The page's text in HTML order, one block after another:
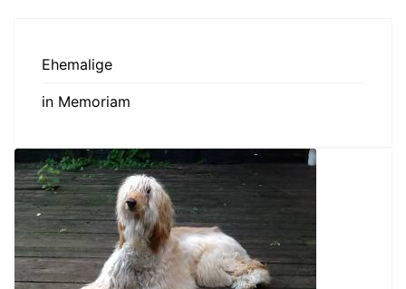
Ehemalige
in Memoriam